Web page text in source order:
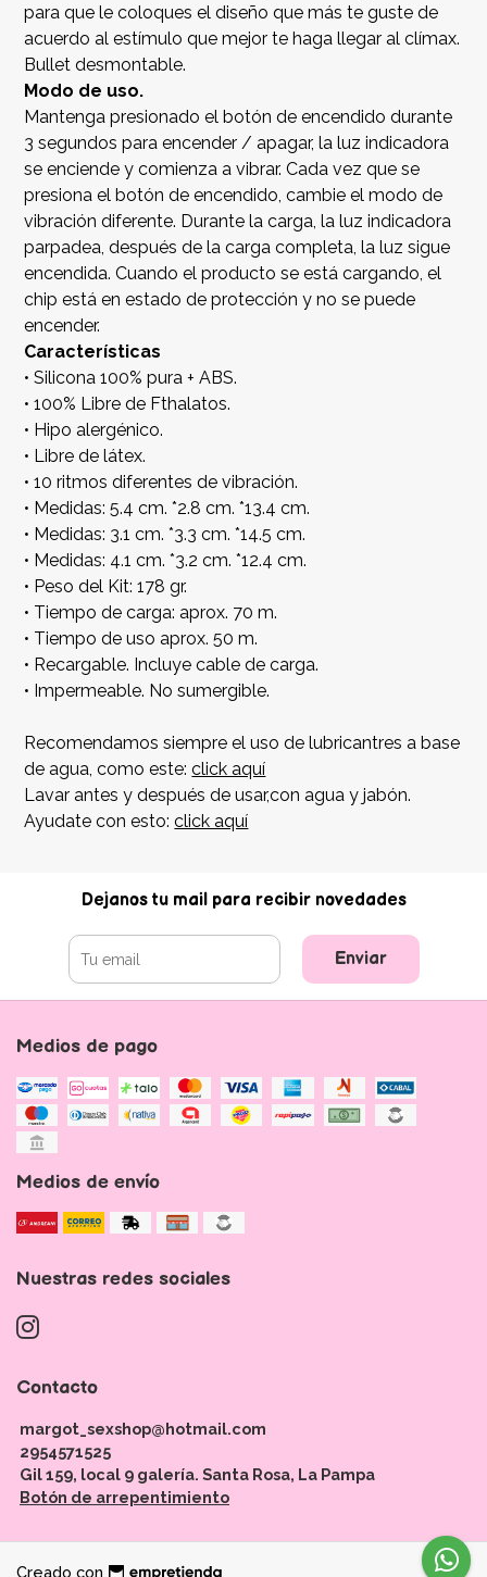
para que le coloques el diseño que más te guste de
acuerdo al estímulo que mejor te haga llegar al clímax.
Bullet desmontable.
Modo de uso.
Mantenga presionado el botón de encendido durante
3 segundos para encender / apagar, la luz indicadora
se enciende y comienza a vibrar. Cada vez que se
presiona el botón de encendido, cambie el modo de
vibración diferente. Durante la carga, la luz indicadora
parpadea, después de la carga completa, la luz sigue
encendida. Cuando el producto se está cargando, el
chip está en estado de protección y no se puede
encender.
Características
• Silicona 100% pura + ABS.
• 100% Libre de Fthalatos.
• Hipo alergénico.
• Libre de látex.
• 10 ritmos diferentes de vibración.
• Medidas: 5.4 cm. *2.8 cm. *13.4 cm.
• Medidas: 3.1 cm. *3.3 cm. *14.5 cm.
• Medidas: 4.1 cm. *3.2 cm. *12.4 cm.
• Peso del Kit: 178 gr.
• Tiempo de carga: aprox. 70 m.
• Tiempo de uso aprox. 50 m.
• Recargable. Incluye cable de carga.
• Impermeable. No sumergible.
Recomendamos siempre el uso de lubricantres a base
de agua, como este:click aquí
Lavar antes y después de usar,con agua y jabón.
Ayudate con esto:click aquí
Dejanos tu mail para recibir novedades
Enviar
Medios de pago
Medios de envío
Nuestras redes sociales
Contacto
margot_sexshop@hotmail.com
2954571525
Gil 159, local 9 galería. Santa Rosa, La Pampa
Botón de arrepentimiento
Creado con